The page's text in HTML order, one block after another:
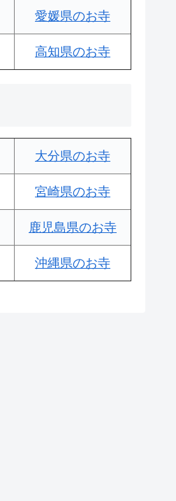
愛媛県のお寺
高知県のお寺
大分県のお寺
宮崎県のお寺
鹿児島県のお寺
沖縄県のお寺